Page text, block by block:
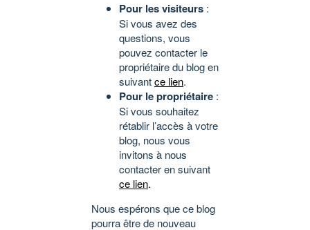
Pour les visiteurs :
Si vous avez des
questions, vous
pouvez contacter le
propriétaire du blog en
suivantce lien.
Pour le propriétaire :
Si vous souhaitez
rétablir l’accès à votre
blog, nous vous
invitons à nous
contacter en suivant
ce lien.
Nous espérons que ce blog
pourra être de nouveau